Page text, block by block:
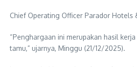
Chief Operating Officer Parador Hotels
“Penghargaan ini merupakan hasil
tamu,” ujarnya, Minggu (21/12/2025).